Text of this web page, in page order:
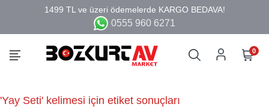
0555 960 6271
0
'Yay Seti' kelimesi için etiket sonuçları